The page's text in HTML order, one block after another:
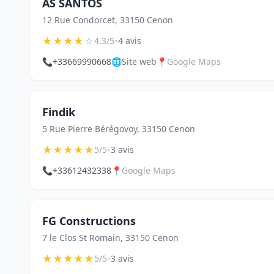
12 Rue Condorcet, 33150 Cenon
★★★★☆4.3/5•4 avis
📞+33669990668🌐Site web 📍 Google Maps
Findik
5 Rue Pierre Bérégovoy, 33150 Cenon
★★★★★5/5•3 avis
📞+33612432338 📍 Google Maps
FG Constructions
7 le Clos St Romain, 33150 Cenon
★★★★★5/5•3 avis